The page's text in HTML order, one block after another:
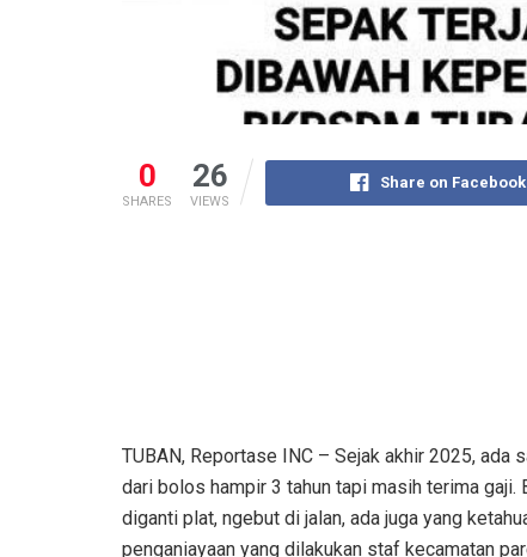
0
SHARES
26
VIEWS
Share on Facebook
TUBAN, Reportase INC – Sejak akhir 2025, ada
dari bolos hampir 3 tahun tapi masih terima
diganti plat, ngebut di jalan, ada juga yang
penganiayaan yang dilakukan staf kecamatan